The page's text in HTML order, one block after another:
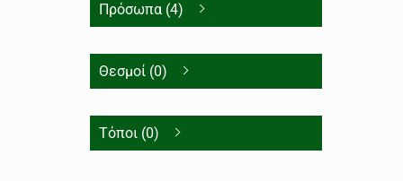
Πρόσωπα (4)
Θεσμοί (0)
Τόποι (0)